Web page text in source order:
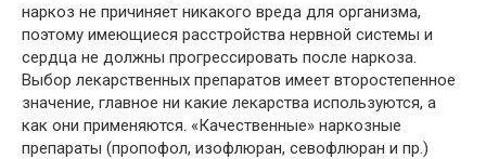
наркоз не причиняет никакого вреда для организма,
поэтому имеющиеся расстройства нервной системы и
сердца не должны прогрессировать после наркоза.
Выбор лекарственных препаратов имеет второстепенное
значение, главное ни какие лекарства используются, а
как они применяются. «Качественные» наркозные
препараты (пропофол, изофлюран, севофлюран и пр.)